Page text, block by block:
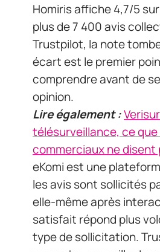
Homiris affiche 4,7/5
plus de 7 400 avis
Trustpilot, la note
écart est le premier
comprendre avant de
opinion.
Lire également :
télésurveillance, ce que
commerciaux ne disent
eKomi est une
les avis sont sollicités
elle-même après
satisfait répond plus
type de sollicitation.